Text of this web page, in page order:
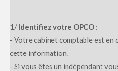
1/ Identifiez votre OPCO :
- Votre cabinet comptable est en
cette information.
- Si vous êtes un indépendant